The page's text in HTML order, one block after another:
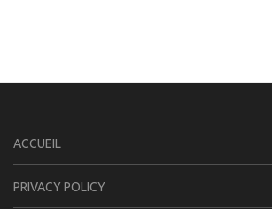
ACCUEIL
PRIVACY POLICY